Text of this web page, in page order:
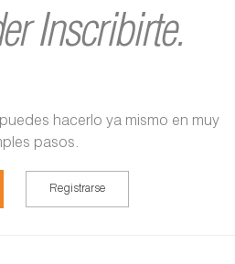
Inscribirte.
hacerlo ya mismo en muy
pasos.
Registrarse